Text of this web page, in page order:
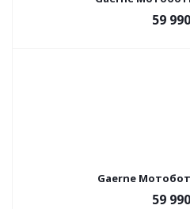
59
Gaerne
59